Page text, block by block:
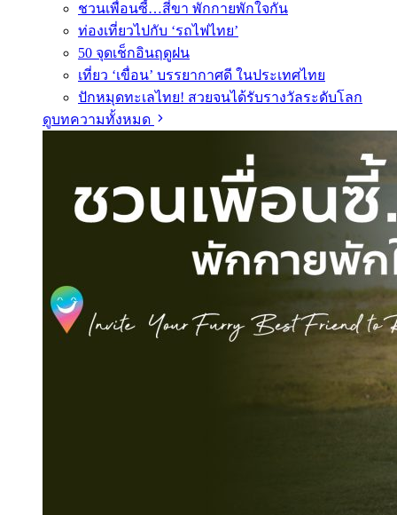
ชวนเพื่อนซี้…สี่ขา พักกายพักใจกัน
ท่องเที่ยวไปกับ ‘รถไฟไทย’
50 จุดเช็กอินฤดูฝน
เที่ยว ‘เขื่อน’ บรรยากาศดี ในประเทศไทย
ปักหมุดทะเลไทย! สวยจนได้รับรางวัลระดับโลก
ดูบทความทั้งหมด